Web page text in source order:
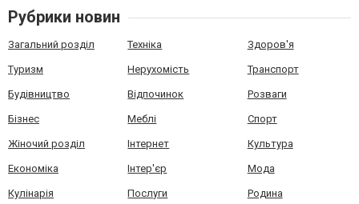
Рубрики новин
Загальний розділ Техніка Здоров'я
Туризм Нерухомість Транспорт
Будівництво Відпочинок Розваги
Бізнес Меблі Спорт
Жіночий розділ Інтернет Культура
Економіка Інтер'єр Мода
Кулінарія Послуги Родина